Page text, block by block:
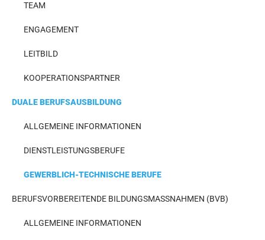
TEAM
ENGAGEMENT
LEITBILD
KOOPERATIONSPARTNER
DUALE BERUFSAUSBILDUNG
ALLGEMEINE INFORMATIONEN
DIENSTLEISTUNGSBERUFE
GEWERBLICH-TECHNISCHE BERUFE
BERUFSVORBEREITENDE BILDUNGSMASSNAHMEN (BVB)
ALLGEMEINE INFORMATIONEN